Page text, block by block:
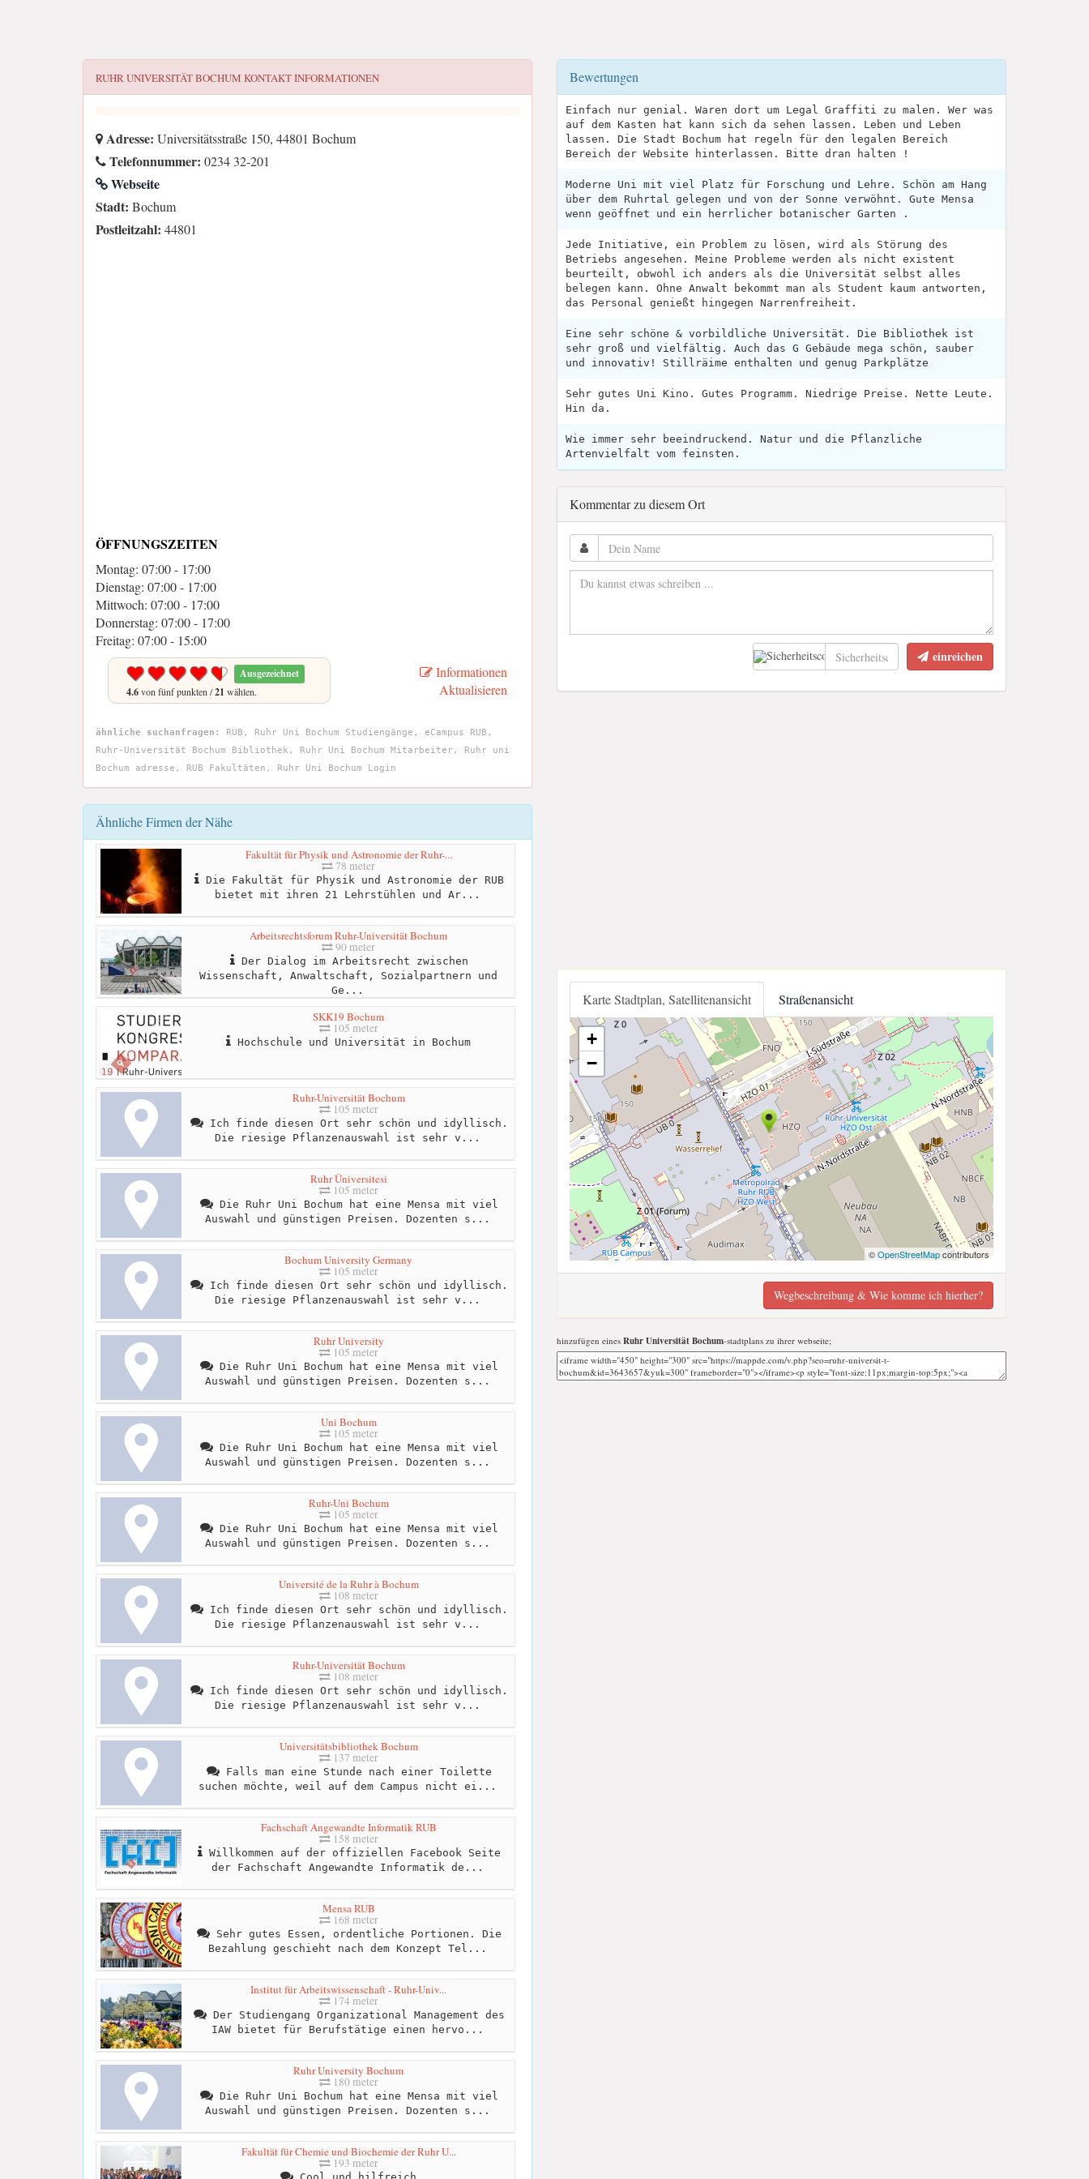
RUHR UNIVERSITÄT BOCHUM KONTAKT INFORMATIONEN
Adresse: Universitätsstraße 150, 44801 Bochum
Telefonnummer: 0234 32-201
Webseite
Stadt: Bochum
Postleitzahl: 44801
ÖFFNUNGSZEITEN
Montag: 07:00 - 17:00
Dienstag: 07:00 - 17:00
Mittwoch: 07:00 - 17:00
Donnerstag: 07:00 - 17:00
Freitag: 07:00 - 15:00
Ausgezeichnet
4.6von fünf punkten /21 wählen.
Informationen
Aktualisieren
ähnliche suchanfragen:
RUB, Ruhr Uni Bochum Studiengänge, eCampus RUB,
Ruhr-Universität Bochum Bibliothek, Ruhr Uni Bochum Mitarbeiter, Ruhr uni
Bochum adresse, RUB Fakultäten, Ruhr Uni Bochum Login
Ähnliche Firmen der Nähe
Fakultät für Physik und Astronomie der Ruhr-...
78 meter
Die Fakultät für Physik und Astronomie der RUB
bietet mit ihren 21 Lehrstühlen und Ar...
Arbeitsrechtsforum Ruhr-Universität Bochum
90 meter
Der Dialog im Arbeitsrecht zwischen
Wissenschaft, Anwaltschaft, Sozialpartnern und
Ge...
SKK19 Bochum
105 meter
Hochschule und Universität in Bochum
Ruhr-Universität Bochum
105 meter
Ich finde diesen Ort sehr schön und idyllisch.
Die riesige Pflanzenauswahl ist sehr v...
Ruhr Üniversitesi
105 meter
Die Ruhr Uni Bochum hat eine Mensa mit viel
Auswahl und günstigen Preisen. Dozenten s...
Bochum University Germany
105 meter
Ich finde diesen Ort sehr schön und idyllisch.
Die riesige Pflanzenauswahl ist sehr v...
Ruhr University
105 meter
Die Ruhr Uni Bochum hat eine Mensa mit viel
Auswahl und günstigen Preisen. Dozenten s...
Uni Bochum
105 meter
Die Ruhr Uni Bochum hat eine Mensa mit viel
Auswahl und günstigen Preisen. Dozenten s...
Ruhr-Uni Bochum
105 meter
Die Ruhr Uni Bochum hat eine Mensa mit viel
Auswahl und günstigen Preisen. Dozenten s...
Université de la Ruhr à Bochum
108 meter
Ich finde diesen Ort sehr schön und idyllisch.
Die riesige Pflanzenauswahl ist sehr v...
Ruhr-Universität Bochum
108 meter
Ich finde diesen Ort sehr schön und idyllisch.
Die riesige Pflanzenauswahl ist sehr v...
Universitätsbibliothek Bochum
137 meter
Falls man eine Stunde nach einer Toilette
suchen möchte, weil auf dem Campus nicht ei...
Fachschaft Angewandte Informatik RUB
158 meter
Willkommen auf der offiziellen Facebook Seite
der Fachschaft Angewandte Informatik de...
Mensa RUB
168 meter
Sehr gutes Essen, ordentliche Portionen. Die
Bezahlung geschieht nach dem Konzept Tel...
Institut für Arbeitswissenschaft - Ruhr-Univ...
174 meter
Der Studiengang Organizational Management des
IAW bietet für Berufstätige einen hervo...
Ruhr University Bochum
180 meter
Die Ruhr Uni Bochum hat eine Mensa mit viel
Auswahl und günstigen Preisen. Dozenten s...
Fakultät für Chemie und Biochemie der Ruhr U...
193 meter
Bewertungen
Einfach nur genial. Waren dort um Legal Graffiti zu malen. Wer was
auf dem Kasten hat kann sich da sehen lassen. Leben und Leben
lassen. Die Stadt Bochum hat regeln für den legalen Bereich
Bereich der Website hinterlassen. Bitte dran halten !
Moderne Uni mit viel Platz für Forschung und Lehre. Schön am Hang
über dem Ruhrtal gelegen und von der Sonne verwöhnt. Gute Mensa
wenn geöffnet und ein herrlicher botanischer Garten .
Jede Initiative, ein Problem zu lösen, wird als Störung des
Betriebs angesehen. Meine Probleme werden als nicht existent
beurteilt, obwohl ich anders als die Universität selbst alles
belegen kann. Ohne Anwalt bekommt man als Student kaum antworten,
das Personal genießt hingegen Narrenfreiheit.
Eine sehr schöne & vorbildliche Universität. Die Bibliothek ist
sehr groß und vielfältig. Auch das G Gebäude mega schön, sauber
und innovativ! Stillräime enthalten und genug Parkplätze
Sehr gutes Uni Kino. Gutes Programm. Niedrige Preise. Nette Leute.
Hin da.
Wie immer sehr beeindruckend. Natur und die Pflanzliche
Artenvielfalt vom feinsten.
Kommentar zu diesem Ort
einreichen
Karte Stadtplan, Satellitenansicht Straßenansicht
+
−
©OpenStreetMapcontributors
Wegbeschreibung & Wie komme ich hierher?
hinzufügen eines Ruhr Universität Bochum-stadtplans zu ihrer webseite;